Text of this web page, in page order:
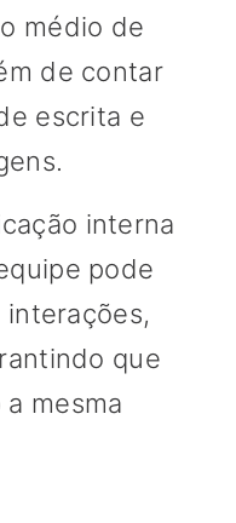
médio de
de contar
escrita e
interna
pode
interações,
que
mesma